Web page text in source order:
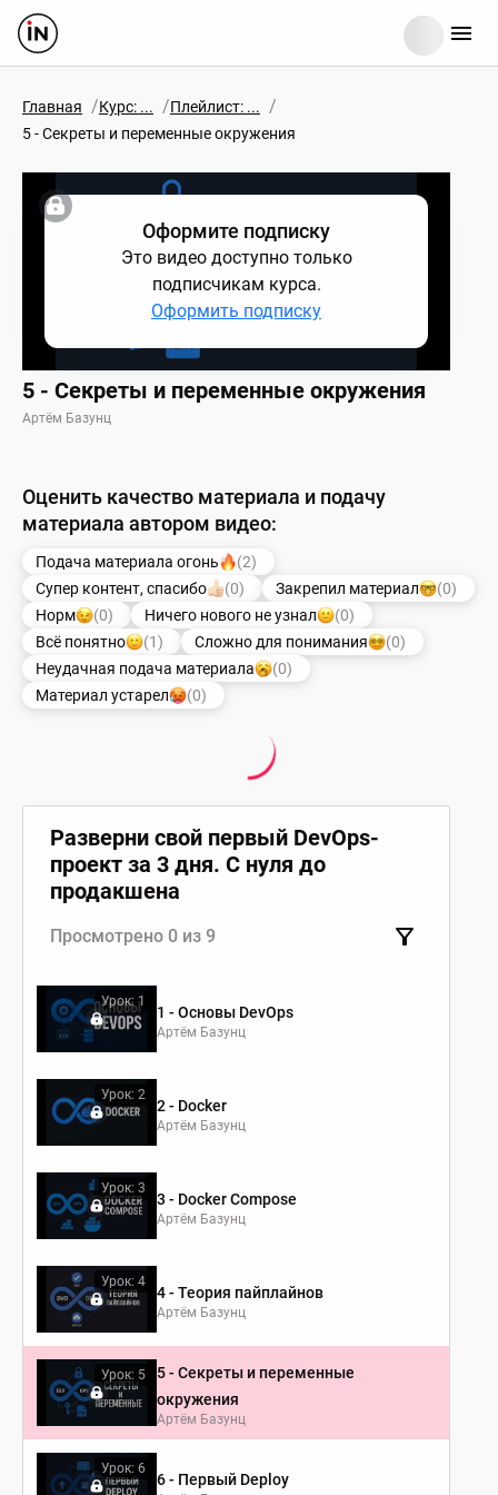
Главная /Курс: ... /Плейлист: ... /
5 - Секреты и переменные окружения
Оформите подписку
Это видео доступно только
подписчикам курса.
Оформить подписку
5 - Секреты и переменные окружения
Артём Базунц
Оценить качество материала и подачу
материала автором видео:
Подача материала огонь
(2)
Супер контент, спасибо
(0) Закрепил материал
(0)
Норм
(0) Ничего нового не узнал
(0)
Всё понятно
(1) Сложно для понимания
(0)
Неудачная подача материала
(0)
Материал устарел
(0)
Разверни свой первый DevOps-
проект за 3 дня. С нуля до
продакшена
Просмотрено 0 из 9
Урок: 1
1 - Основы DevOps
Артём Базунц
Урок: 2
2 - Docker
Артём Базунц
Урок: 3
3 - Docker Compose
Артём Базунц
Урок: 4
4 - Теория пайплайнов
Артём Базунц
Урок: 5
5 - Секреты и переменные
окружения
Артём Базунц
Урок: 6
6 - Первый Deploy